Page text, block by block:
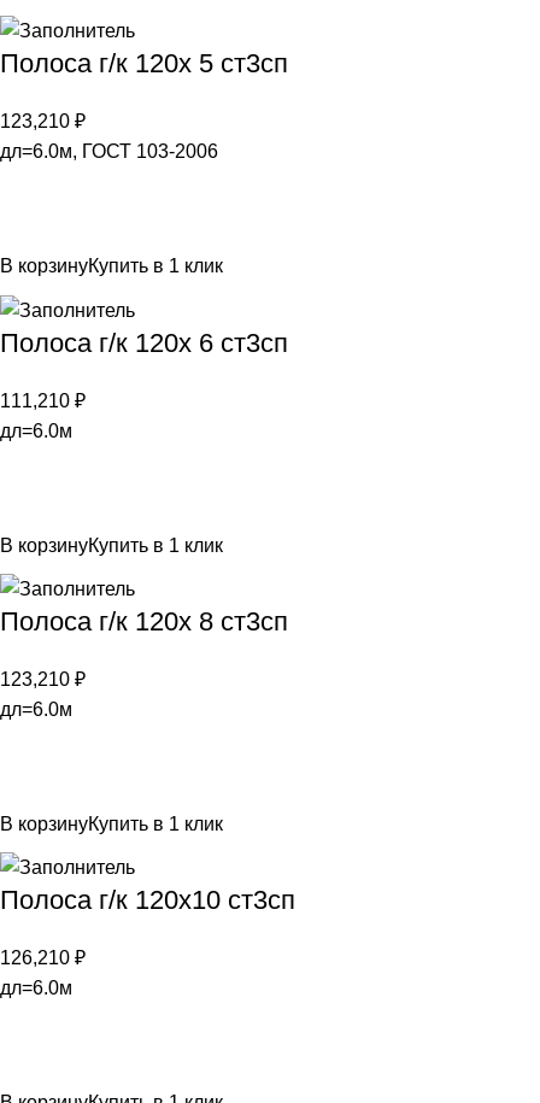
Полоса г/к 120х 5 ст3сп
123,210 ₽
дл=6.0м, ГОСТ 103-2006
В корзинуКупить в 1 клик
Полоса г/к 120х 6 ст3сп
111,210 ₽
дл=6.0м
В корзинуКупить в 1 клик
Полоса г/к 120х 8 ст3сп
123,210 ₽
дл=6.0м
В корзинуКупить в 1 клик
Полоса г/к 120х10 ст3сп
126,210 ₽
дл=6.0м